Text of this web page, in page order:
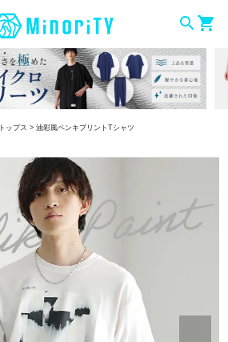
searchshopping_cart
トップス 油彩風ペンキプリントTシャツ